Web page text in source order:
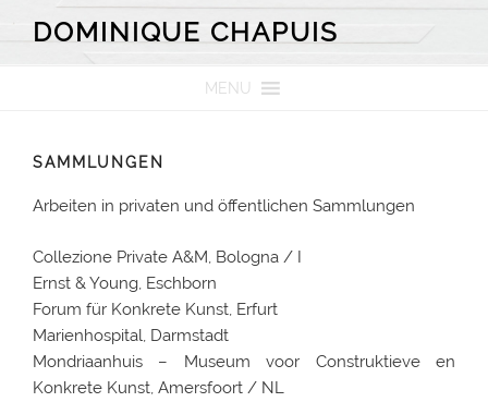
InhaltDOMINIQUE CHAPUIS
MENU
SAMMLUNGEN
Arbeiten in privaten und öffentlichen Sammlungen
Collezione Private A&M, Bologna / I
Ernst & Young, Eschborn
Forum für Konkrete Kunst, Erfurt
Marienhospital, Darmstadt
Mondriaanhuis – Museum voor Construktieve en
Konkrete Kunst, Amersfoort / NL